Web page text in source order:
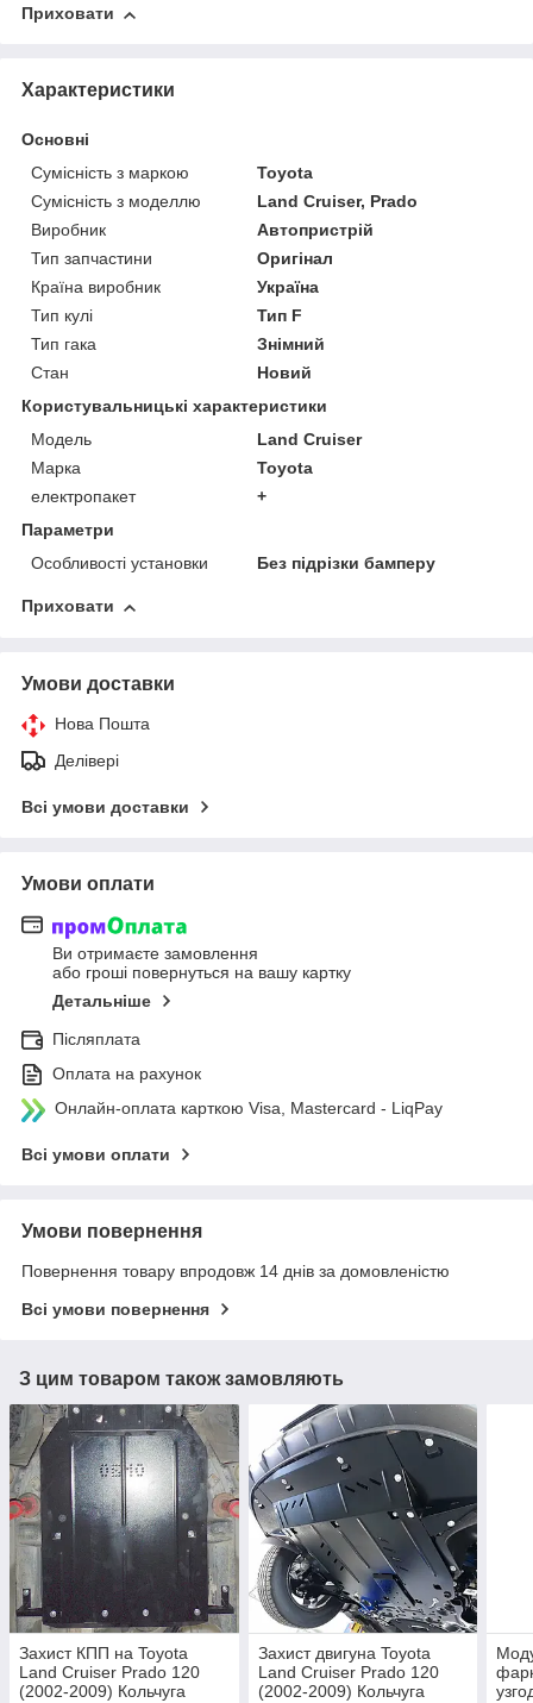
Приховати
Характеристики
Основні
Сумісність з маркою
Toyota
Сумісність з моделлю
Land Cruiser, Prado
Виробник
Автопристрій
Тип запчастини
Оригінал
Країна виробник
Україна
Тип кулі
Тип F
Тип гака
Знімний
Стан
Новий
Користувальницькі характеристики
Модель
Land Cruiser
Марка
Toyota
електропакет
+
Параметри
Особливості установки
Без підрізки бамперу
Приховати
Умови доставки
Нова Пошта
Делівері
Всі умови доставки
Умови оплати
Ви отримаєте замовлення
або гроші повернуться на вашу картку
Детальніше
Післяплата
Оплата на рахунок
Онлайн-оплата карткою Visa, Mastercard - LiqPay
Всі умови оплати
Умови повернення
Повернення товару впродовж 14 днів за домовленістю
Всі умови повернення
З цим товаром також замовляють
Захист КПП на Toyota
Land Cruiser Prado 120
(2002-2009) Кольчуга
Захист двигуна Toyota
Land Cruiser Prado 120
(2002-2009) Кольчуга